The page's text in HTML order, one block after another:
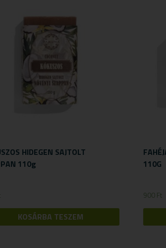
HIDEGEN SAJTOLT
110g
KOSÁRBA TESZEM
110G
900Ft